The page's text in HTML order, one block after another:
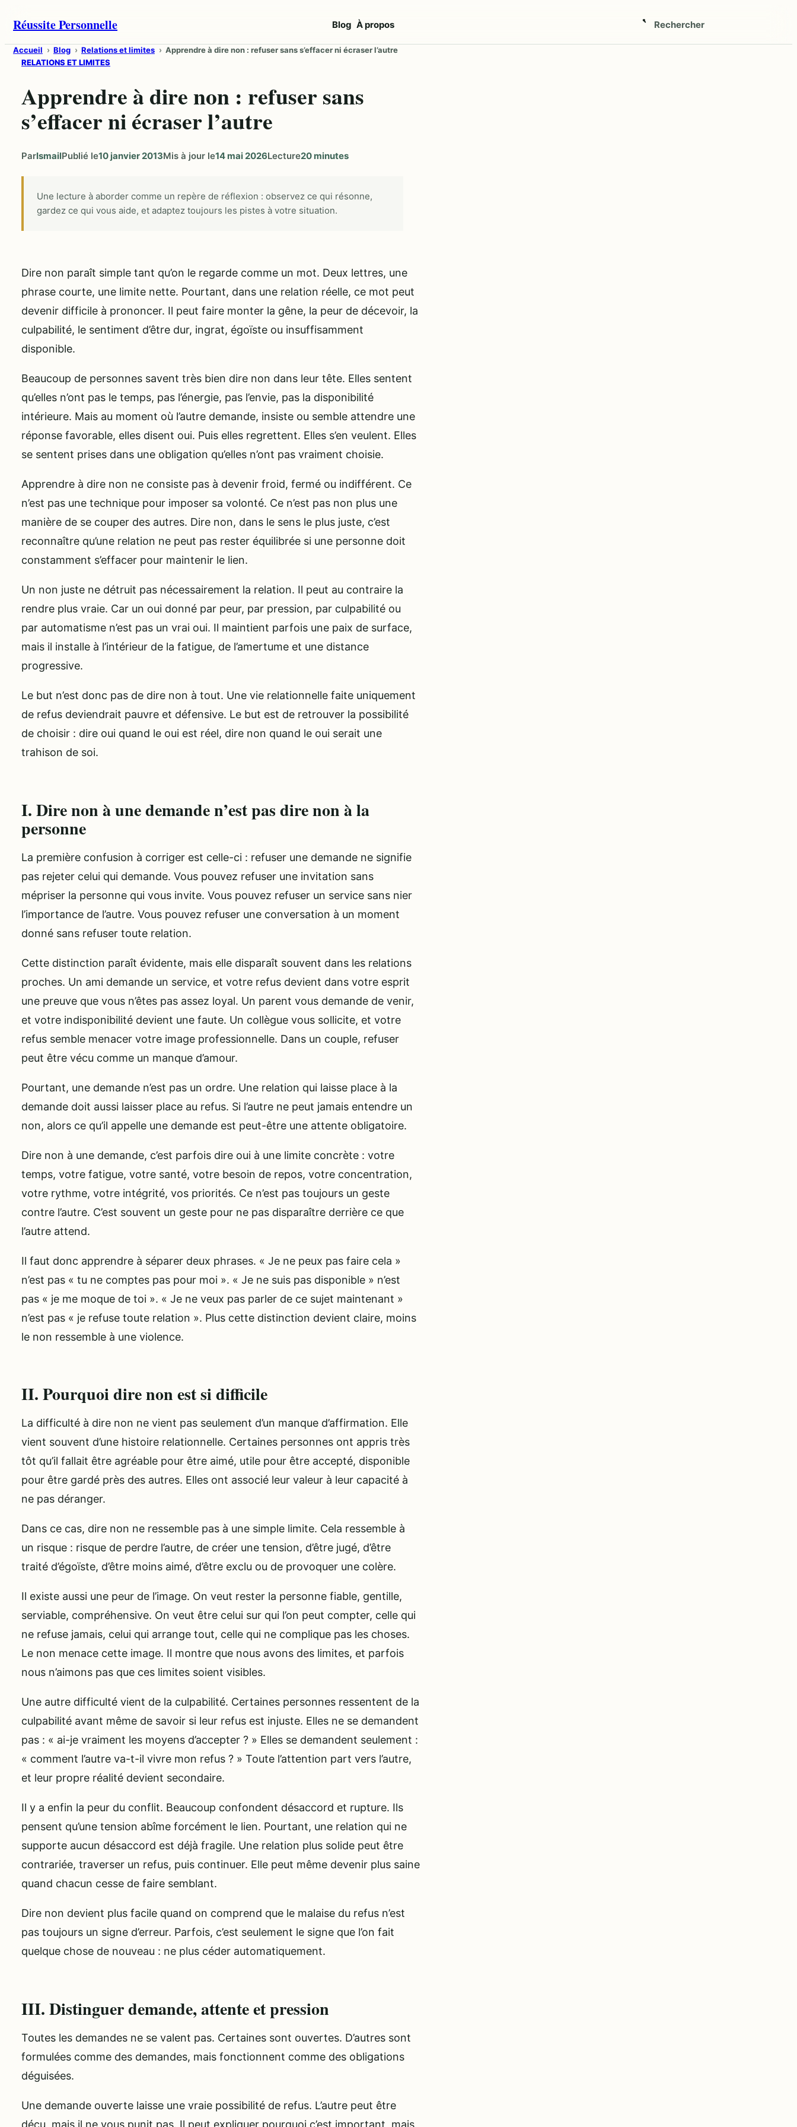
au
contenu
Réussite Personnelle Rechercher
Ouvrir
la
Blog À propos
Accueil Blog Relations et limites
Apprendre à dire non : refuser sans s’effacer ni écraser l’autre
RELATIONS ET LIMITES
Apprendre à dire non : refuser sans
s’effacer ni écraser l’autre
ParIsmailPublié le10 janvier 2013Mis à jour le14 mai 2026Lecture20 minutes
Une lecture à aborder comme un repère de réflexion : observez ce qui résonne,
gardez ce qui vous aide, et adaptez toujours les pistes à votre situation.
Dire non paraît simple tant qu’on le regarde comme un mot. Deux lettres, une
phrase courte, une limite nette. Pourtant, dans une relation réelle, ce mot peut
devenir difficile à prononcer. Il peut faire monter la gêne, la peur de décevoir, la
culpabilité, le sentiment d’être dur, ingrat, égoïste ou insuffisamment
disponible.
Beaucoup de personnes savent très bien dire non dans leur tête. Elles sentent
qu’elles n’ont pas le temps, pas l’énergie, pas l’envie, pas la disponibilité
intérieure. Mais au moment où l’autre demande, insiste ou semble attendre une
réponse favorable, elles disent oui. Puis elles regrettent. Elles s’en veulent. Elles
se sentent prises dans une obligation qu’elles n’ont pas vraiment choisie.
Apprendre à dire non ne consiste pas à devenir froid, fermé ou indifférent. Ce
n’est pas une technique pour imposer sa volonté. Ce n’est pas non plus une
manière de se couper des autres. Dire non, dans le sens le plus juste, c’est
reconnaître qu’une relation ne peut pas rester équilibrée si une personne doit
constamment s’effacer pour maintenir le lien.
Un non juste ne détruit pas nécessairement la relation. Il peut au contraire la
rendre plus vraie. Car un oui donné par peur, par pression, par culpabilité ou
par automatisme n’est pas un vrai oui. Il maintient parfois une paix de surface,
mais il installe à l’intérieur de la fatigue, de l’amertume et une distance
progressive.
Le but n’est donc pas de dire non à tout. Une vie relationnelle faite uniquement
de refus deviendrait pauvre et défensive. Le but est de retrouver la possibilité
de choisir : dire oui quand le oui est réel, dire non quand le oui serait une
trahison de soi.
I. Dire non à une demande n’est pas dire non à la
personne
La première confusion à corriger est celle-ci : refuser une demande ne signifie
pas rejeter celui qui demande. Vous pouvez refuser une invitation sans
mépriser la personne qui vous invite. Vous pouvez refuser un service sans nier
l’importance de l’autre. Vous pouvez refuser une conversation à un moment
donné sans refuser toute relation.
Cette distinction paraît évidente, mais elle disparaît souvent dans les relations
proches. Un ami demande un service, et votre refus devient dans votre esprit
une preuve que vous n’êtes pas assez loyal. Un parent vous demande de venir,
et votre indisponibilité devient une faute. Un collègue vous sollicite, et votre
refus semble menacer votre image professionnelle. Dans un couple, refuser
peut être vécu comme un manque d’amour.
Pourtant, une demande n’est pas un ordre. Une relation qui laisse place à la
demande doit aussi laisser place au refus. Si l’autre ne peut jamais entendre un
non, alors ce qu’il appelle une demande est peut-être une attente obligatoire.
Dire non à une demande, c’est parfois dire oui à une limite concrète : votre
temps, votre fatigue, votre santé, votre besoin de repos, votre concentration,
votre rythme, votre intégrité, vos priorités. Ce n’est pas toujours un geste
contre l’autre. C’est souvent un geste pour ne pas disparaître derrière ce que
l’autre attend.
Il faut donc apprendre à séparer deux phrases. « Je ne peux pas faire cela »
n’est pas « tu ne comptes pas pour moi ». « Je ne suis pas disponible » n’est
pas « je me moque de toi ». « Je ne veux pas parler de ce sujet maintenant »
n’est pas « je refuse toute relation ». Plus cette distinction devient claire, moins
le non ressemble à une violence.
II. Pourquoi dire non est si difficile
La difficulté à dire non ne vient pas seulement d’un manque d’affirmation. Elle
vient souvent d’une histoire relationnelle. Certaines personnes ont appris très
tôt qu’il fallait être agréable pour être aimé, utile pour être accepté, disponible
pour être gardé près des autres. Elles ont associé leur valeur à leur capacité à
ne pas déranger.
Dans ce cas, dire non ne ressemble pas à une simple limite. Cela ressemble à
un risque : risque de perdre l’autre, de créer une tension, d’être jugé, d’être
traité d’égoïste, d’être moins aimé, d’être exclu ou de provoquer une colère.
Il existe aussi une peur de l’image. On veut rester la personne fiable, gentille,
serviable, compréhensive. On veut être celui sur qui l’on peut compter, celle qui
ne refuse jamais, celui qui arrange tout, celle qui ne complique pas les choses.
Le non menace cette image. Il montre que nous avons des limites, et parfois
nous n’aimons pas que ces limites soient visibles.
Une autre difficulté vient de la culpabilité. Certaines personnes ressentent de la
culpabilité avant même de savoir si leur refus est injuste. Elles ne se demandent
pas : « ai-je vraiment les moyens d’accepter ? » Elles se demandent seulement :
« comment l’autre va-t-il vivre mon refus ? » Toute l’attention part vers l’autre,
et leur propre réalité devient secondaire.
Il y a enfin la peur du conflit. Beaucoup confondent désaccord et rupture. Ils
pensent qu’une tension abîme forcément le lien. Pourtant, une relation qui ne
supporte aucun désaccord est déjà fragile. Une relation plus solide peut être
contrariée, traverser un refus, puis continuer. Elle peut même devenir plus saine
quand chacun cesse de faire semblant.
Dire non devient plus facile quand on comprend que le malaise du refus n’est
pas toujours un signe d’erreur. Parfois, c’est seulement le signe que l’on fait
quelque chose de nouveau : ne plus céder automatiquement.
III. Distinguer demande, attente et pression
Toutes les demandes ne se valent pas. Certaines sont ouvertes. D’autres sont
formulées comme des demandes, mais fonctionnent comme des obligations
déguisées.
Une demande ouverte laisse une vraie possibilité de refus. L’autre peut être
déçu, mais il ne vous punit pas. Il peut expliquer pourquoi c’est important, mais